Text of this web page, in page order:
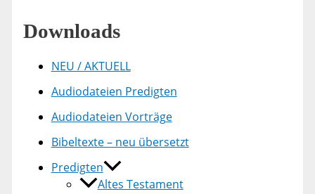
Downloads
NEU / AKTUELL
Audiodateien Predigten
Audiodateien Vorträge
Bibeltexte – neu übersetzt
Predigten
Altes Testament